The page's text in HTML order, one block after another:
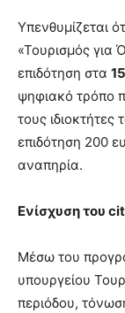
Υπενθυμίζεται
«Τουρισμός για
επιδότηση στα
ψηφιακό τρόπο
τους
επιδότηση 200
αναπηρία.
Ενίσχυση του
Μέσω του
υπουργείου
περιόδου,